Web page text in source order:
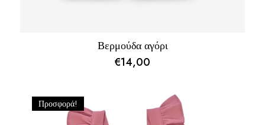
Βερμούδα αγόρι
€14,00
Προσφορά!